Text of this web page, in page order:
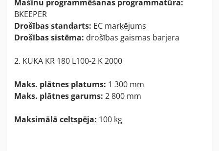
Mašīnu programmēšanas programmatūra:
BKEEPER
Drošības standarts: EC marķējums
Drošības sistēma: drošības gaismas barjera
2. KUKA KR 180 L100-2 K 2000
Maks. plātnes platums: 1 300 mm
Maks. plātnes garums: 2 800 mm
Maksimālā celtspēja: 100 kg